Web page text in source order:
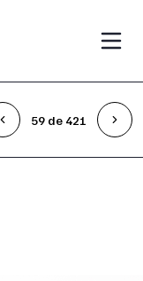
59 de 421